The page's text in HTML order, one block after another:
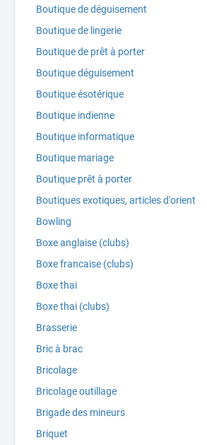
Boutique de déguisement
Boutique de lingerie
Boutique de prêt à porter
Boutique déguisement
Boutique ésotérique
Boutique indienne
Boutique informatique
Boutique mariage
Boutique prêt à porter
Boutiques exotiques, articles d'orient
Bowling
Boxe anglaise (clubs)
Boxe francaise (clubs)
Boxe thai
Boxe thai (clubs)
Brasserie
Bric à brac
Bricolage
Bricolage outillage
Brigade des mineurs
Briquet